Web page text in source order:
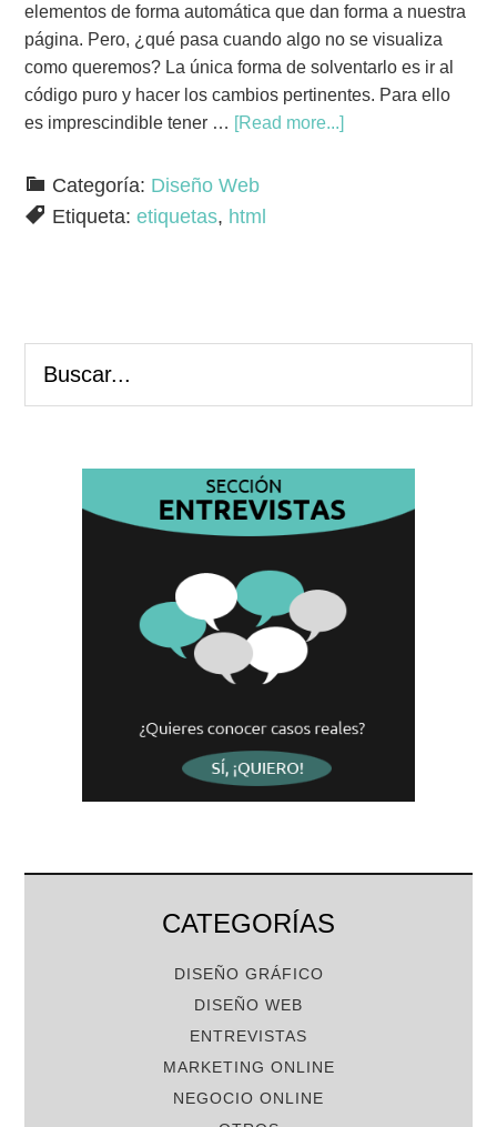
elementos de forma automática que dan forma a nuestra
página. Pero, ¿qué pasa cuando algo no se visualiza
como queremos? La única forma de solventarlo es ir al
código puro y hacer los cambios pertinentes. Para ello
es imprescindible tener … [Read more...]
Categoría: Diseño Web
Etiqueta:etiquetas, html
CATEGORÍAS
DISEÑO GRÁFICO
DISEÑO WEB
ENTREVISTAS
MARKETING ONLINE
NEGOCIO ONLINE